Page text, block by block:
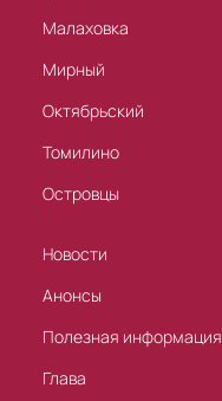
Малаховка
Мирный
Октябрьский
Томилино
Островцы
Новости
Анонсы
Полезная информация
Глава